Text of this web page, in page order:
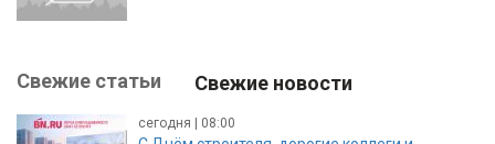
Свежие статьи Свежие новости
сегодня | 08:00